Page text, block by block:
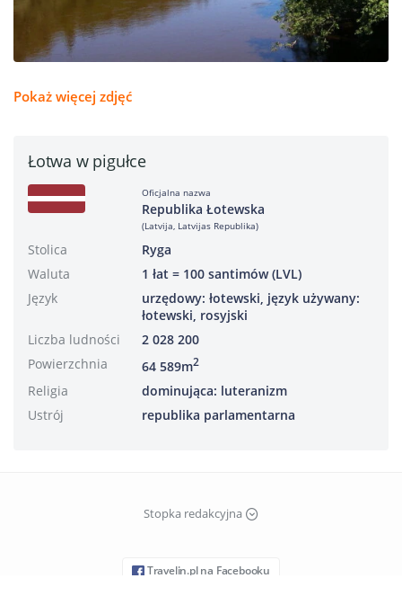
Pokaż więcej zdjęć
Łotwa w pigułce
Oficjalna nazwa
Republika Łotewska
(Latvija, Latvijas Republika)
Stolica
Ryga
Waluta
1 łat = 100 santimów (LVL)
Język
urzędowy: łotewski, język używany:
łotewski, rosyjski
Liczba ludności
2 028 200
Powierzchnia
64 589m2
Religia
dominująca: luteranizm
Ustrój
republika parlamentarna
Stopka redakcyjna
Travelin.pl na Facebooku